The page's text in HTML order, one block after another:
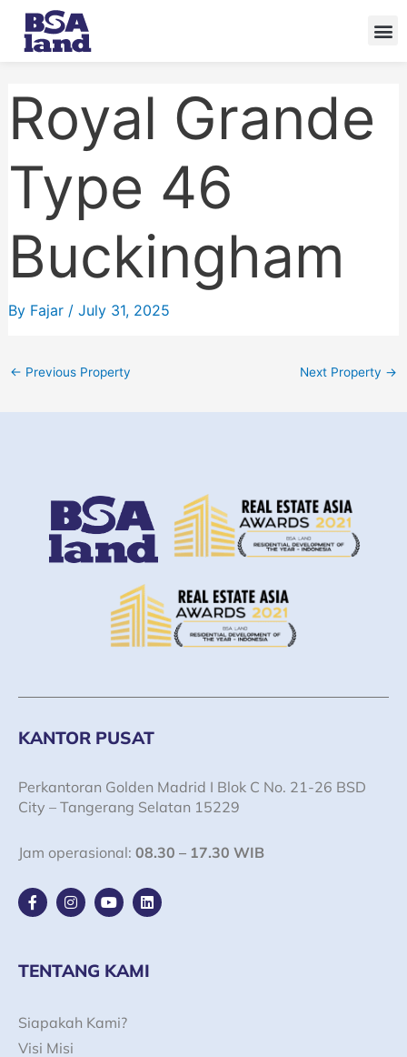
Skip
content
Royal Grande
Type 46
Buckingham
By Fajar / July 31, 2025
← Previous Property Next Property →
KANTOR PUSAT
Perkantoran Golden Madrid I Blok C No. 21-26 BSD
City – Tangerang Selatan 15229
Jam operasional: 08.30 – 17.30 WIB
F
a
o
o
f
I
n
g
r
Y
o
b
e
L
i
d
i
TENTANG KAMI
Siapakah Kami?
Visi Misi